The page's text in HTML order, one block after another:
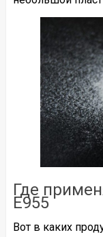
Где
Е955
Вот в каких